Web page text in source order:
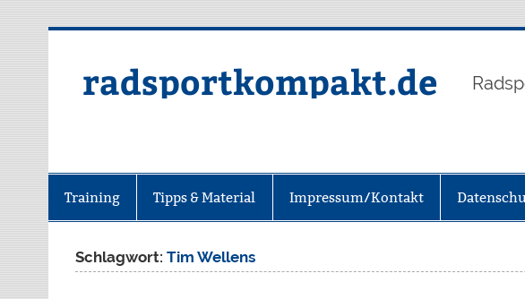
radsportkompakt.de
Training Tipps & Material Impressum/Kontakt
Schlagwort:Tim Wellens